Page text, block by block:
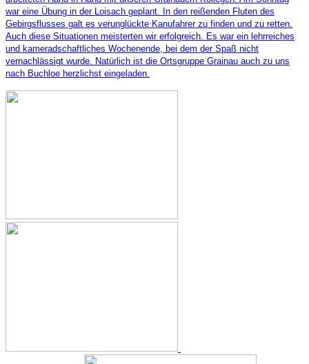
war eine Übung in der Loisach geplant. In den reißenden Fluten des
Gebirgsflusses galt es verunglückte Kanufahrer zu finden und zu retten.
Auch diese Situationen meisterten wir erfolgreich. Es war ein lehrreiches
und kameradschaftliches Wochenende, bei dem der Spaß nicht
vernachlässigt wurde. Natürlich ist die Ortsgruppe Grainau auch zu uns
nach Buchloe herzlichst eingeladen.